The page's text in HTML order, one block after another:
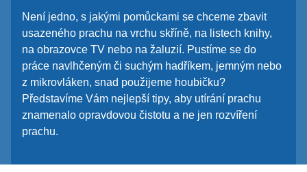
Není jedno, s jakými pomůckami se chceme zbavit
usazeného prachu na vrchu skříně, na listech knihy,
na obrazovce TV nebo na žaluzií. Pustíme se do
práce navlhčeným či suchým hadříkem, jemným nebo
z mikrovláken, snad použijeme houbičku?
Představíme Vám nejlepší tipy, aby utírání prachu
znamenalo opravdovou čistotu a ne jen rozvíření
prachu.